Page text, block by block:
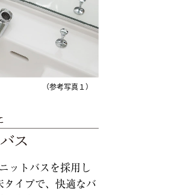
（参考写真１）
ットバスを採用し
タイプで、快適なバ